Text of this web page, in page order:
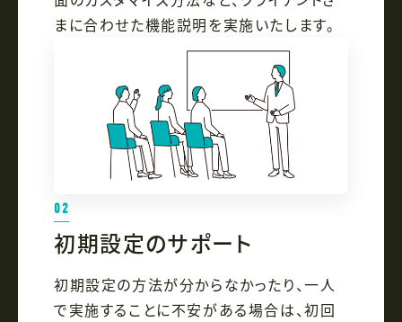
まに合わせた機能説明を実施いたします。
02
初期設定のサポート
初期設定の方法が分からなかったり、一人
で実施することに不安がある場合は、初回